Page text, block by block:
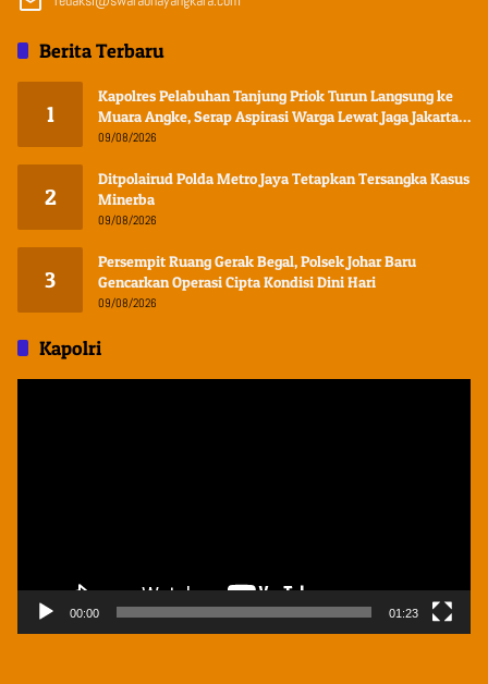
Berita Terbaru
1
Kapolres Pelabuhan Tanjung Priok Turun Langsung ke
Muara Angke, Serap Aspirasi Warga Lewat Jaga Jakarta
On The Spot
09/08/2026
2
Ditpolairud Polda Metro Jaya Tetapkan Tersangka Kasus
Minerba
09/08/2026
3
Persempit Ruang Gerak Begal, Polsek Johar Baru
Gencarkan Operasi Cipta Kondisi Dini Hari
09/08/2026
Kapolri
00:00 01:23